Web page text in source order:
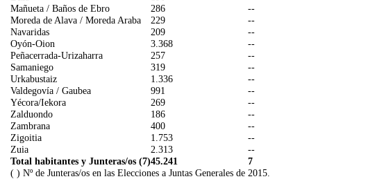
Mañueta / Baños de Ebro
286
--
Moreda de Alava / Moreda Araba
229
--
Navaridas
209
--
Oyón-Oion
3.368
--
Peñacerrada-Urizaharra
257
--
Samaniego
319
--
Urkabustaiz
1.336
--
Valdegovía / Gaubea
991
--
Yécora/Iekora
269
--
Zalduondo
186
--
Zambrana
400
--
Zigoitia
1.753
--
Zuia
2.313
--
Total habitantes y Junteras/os (7)45.241
7
( ) Nº de Junteras/os en las Elecciones a Juntas Generales de 2015.